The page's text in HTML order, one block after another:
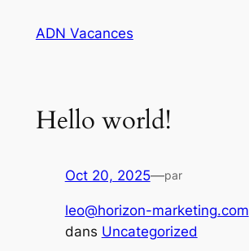
ADN Vacances
Hello world!
Oct 20, 2025—par
leo@horizon-marketing.com
dans Uncategorized